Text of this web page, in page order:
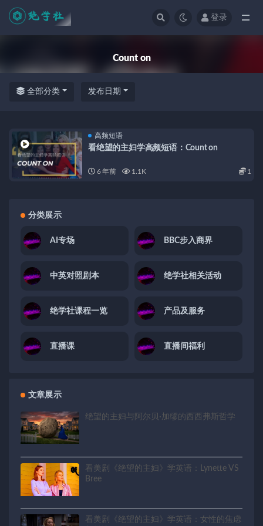
登录
Count on
全部分类 发布日期
高频短语
看绝望的主妇学高频短语：Count on
6 年前 1.1K 1
分类展示
AI专场 BBC步入商界
中英对照剧本 绝学社相关活动
绝学社课程一览 产品及服务
直播课 直播间福利
文章展示
绝望的主妇与阿尔贝·加缪的西西弗斯哲学
看美剧《绝望的主妇》学英语：Lynette VS
Bree
看美剧《绝望的主妇》学英语：女性的焦虑